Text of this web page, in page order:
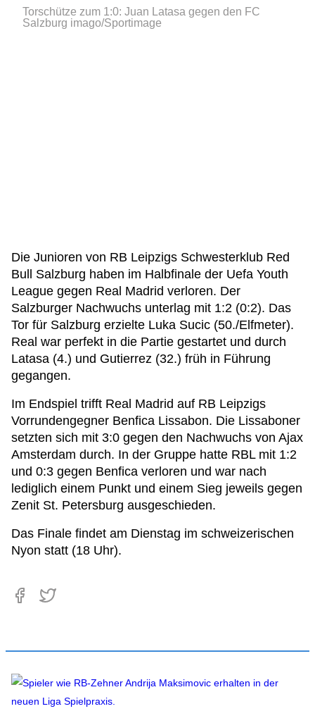
Torschütze zum 1:0: Juan Latasa gegen den FC
Salzburg imago/Sportimage
Die Junioren von RB Leipzigs Schwesterklub Red
Bull Salzburg haben im Halbfinale der Uefa Youth
League gegen Real Madrid verloren. Der
Salzburger Nachwuchs unterlag mit 1:2 (0:2). Das
Tor für Salzburg erzielte Luka Sucic (50./Elfmeter).
Real war perfekt in die Partie gestartet und durch
Latasa (4.) und Gutierrez (32.) früh in Führung
gegangen.
Im Endspiel trifft Real Madrid auf RB Leipzigs
Vorrundengegner Benfica Lissabon. Die Lissaboner
setzten sich mit 3:0 gegen den Nachwuchs von Ajax
Amsterdam durch. In der Gruppe hatte RBL mit 1:2
und 0:3 gegen Benfica verloren und war nach
lediglich einem Punkt und einem Sieg jeweils gegen
Zenit St. Petersburg ausgeschieden.
Das Finale findet am Dienstag im schweizerischen
Nyon statt (18 Uhr).